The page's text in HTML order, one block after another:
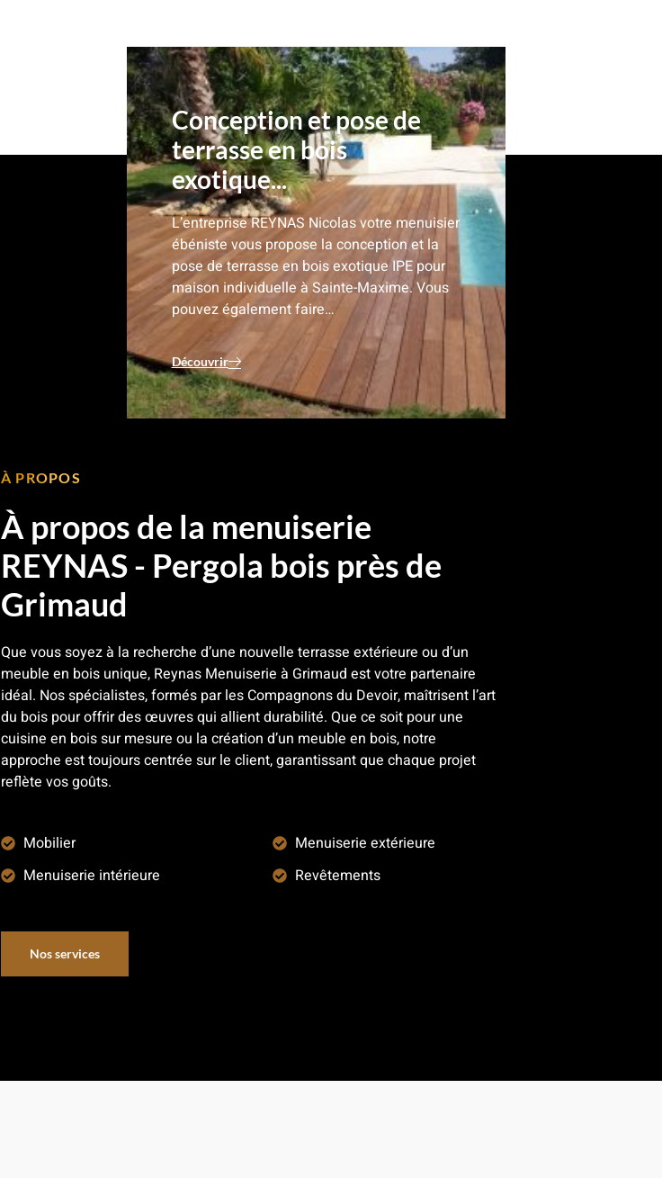
Conception et pose de
terrasse en bois
exotique...
L’entreprise REYNAS Nicolas votre menuisier
ébéniste vous propose la conception et la
pose de terrasse en bois exotique IPE pour
maison individuelle à Sainte-Maxime. Vous
pouvez également faire…
Découvrir
À PROPOS
À propos de la menuiserie
REYNAS - Pergola bois près de
Grimaud
Que vous soyez à la recherche d’une nouvelle terrasse extérieure ou d’un
meuble en bois unique, Reynas Menuiserie à Grimaud est votre partenaire
idéal. Nos spécialistes, formés par les Compagnons du Devoir, maîtrisent l’art
du bois pour offrir des œuvres qui allient durabilité. Que ce soit pour une
cuisine en bois sur mesure ou la création d’un meuble en bois, notre
approche est toujours centrée sur le client, garantissant que chaque projet
reflète vos goûts.
Mobilier
Menuiserie intérieure
Menuiserie extérieure
Revêtements
Nos services